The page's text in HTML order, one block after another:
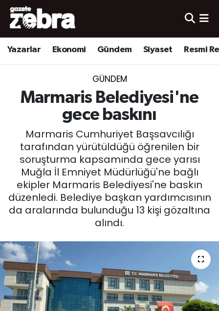
Yazarlar Ekonomi Gündem Siyaset Resmi
GÜNDEM
Marmaris Belediyesi'ne
gece baskını
Marmaris Cumhuriyet Başsavcılığı
tarafından yürütüldüğü öğrenilen bir
soruşturma kapsamında gece yarısı
Muğla İl Emniyet Müdürlüğü'ne bağlı
ekipler Marmaris Belediyesi'ne baskın
düzenledi. Belediye başkan yardımcısının
da aralarında bulunduğu 13 kişi gözaltına
alındı.
Yazarlar
Ekonomi
Spor
Nöbetçi Eczaneler
Hava Durumu
Süper Lig Puan Durumu ve Fikstür
Tüm Manşetler
Son Dakika Haberleri
Haber Arşivi